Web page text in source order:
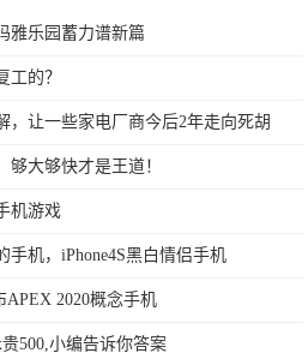
雅乐园蓄力谱新篇
工的？
，让一些家电厂商今后2年走向死胡
够大够快才是王道！
机游戏
机，iPhone4S黑白情侣手机
2020概念手机
500,小编告诉你答案